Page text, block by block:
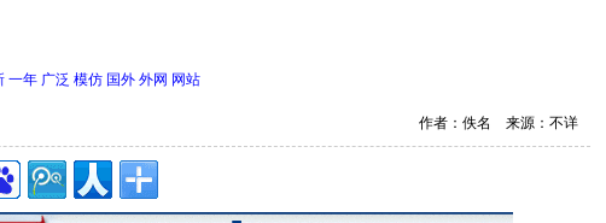
一年 广泛 模仿 国外 外网 网站
作者：佚名 来源：不详